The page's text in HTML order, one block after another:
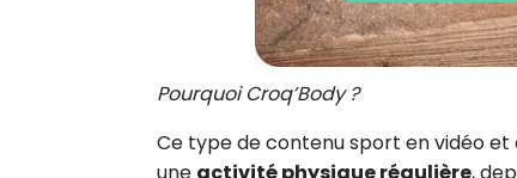
Pourquoi Croq’Body ?
Ce type de contenu sport en vidéo
une activité physique régulière,